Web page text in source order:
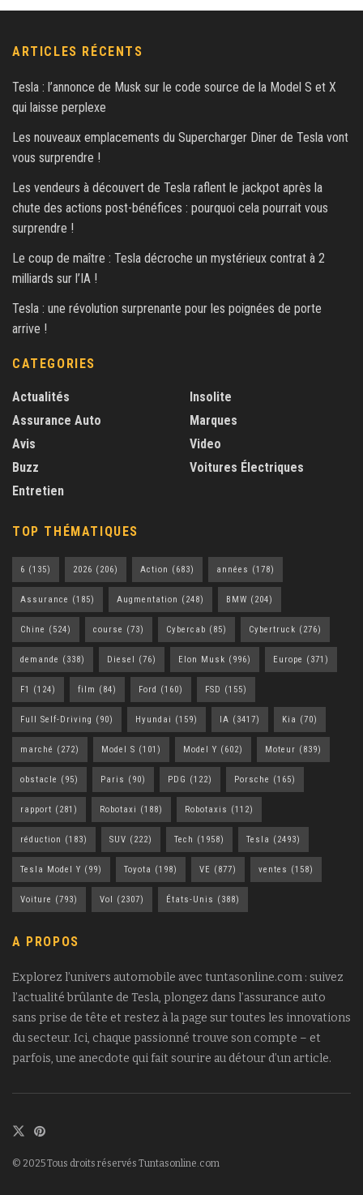
ARTICLES RÉCENTS
Tesla : l’annonce de Musk sur le code source de la Model S et X
qui laisse perplexe
Les nouveaux emplacements du Supercharger Diner de Tesla vont
vous surprendre !
Les vendeurs à découvert de Tesla raflent le jackpot après la
chute des actions post-bénéfices : pourquoi cela pourrait vous
surprendre !
Le coup de maître : Tesla décroche un mystérieux contrat à 2
milliards sur l’IA !
Tesla : une révolution surprenante pour les poignées de porte
arrive !
CATEGORIES
Actualités
Assurance Auto
Avis
Buzz
Entretien
Insolite
Marques
Video
Voitures Électriques
TOP THÉMATIQUES
6 (135) 2026 (206) Action (683) années (178)
Assurance (185) Augmentation (248) BMW (204)
Chine (524) course (73) Cybercab (85) Cybertruck (276)
demande (338) Diesel (76) Elon Musk (996) Europe (371)
F1 (124) film (84) Ford (160) FSD (155)
Full Self-Driving (90) Hyundai (159) IA (3417) Kia (70)
marché (272) Model S (101) Model Y (602) Moteur (839)
obstacle (95) Paris (90) PDG (122) Porsche (165)
rapport (281) Robotaxi (188) Robotaxis (112)
réduction (183) SUV (222) Tech (1958) Tesla (2493)
Tesla Model Y (99) Toyota (198) VE (877) ventes (158)
Voiture (793) Vol (2307) États-Unis (388)
A PROPOS
Explorez l’univers automobile avec tuntasonline.com : suivez
l’actualité brûlante de Tesla, plongez dans l’assurance auto
sans prise de tête et restez à la page sur toutes les innovations
du secteur. Ici, chaque passionné trouve son compte – et
parfois, une anecdote qui fait sourire au détour d’un article.
© 2025 Tous droits réservés Tuntasonline.com